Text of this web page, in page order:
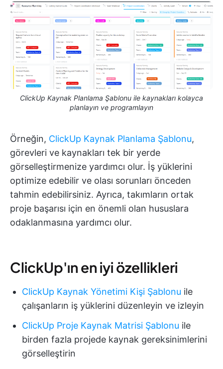
ClickUp Kaynak Planlama Şablonu ile kaynakları kolayca
planlayın ve programlayın
Örneğin, ClickUp Kaynak Planlama Şablonu,
görevleri ve kaynakları tek bir yerde
görselleştirmenize yardımcı olur. İş yüklerini
optimize edebilir ve olası sorunları önceden
tahmin edebilirsiniz. Ayrıca, takımların ortak
proje başarısı için en önemli olan hususlara
odaklanmasına yardımcı olur.
ClickUp'ın en iyi özellikleri
ClickUp Kaynak Yönetimi Kişi Şablonu ile
çalışanların iş yüklerini düzenleyin ve izleyin
ClickUp Proje Kaynak Matrisi Şablonu ile
birden fazla projede kaynak gereksinimlerini
görselleştirin